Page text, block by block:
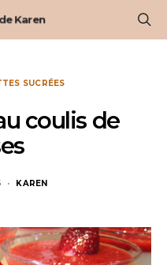
Karen
SUCRÉES
coulis de
KAREN